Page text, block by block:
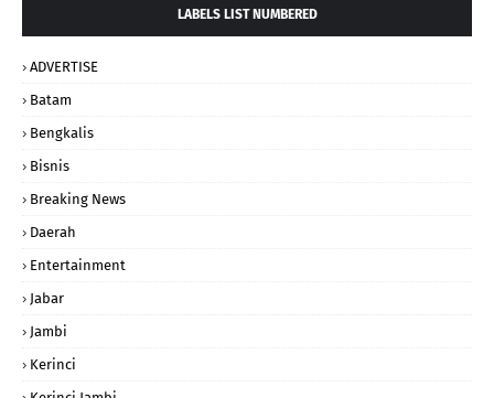
LABELS LIST NUMBERED
ADVERTISE
Batam
Bengkalis
Bisnis
Breaking News
Daerah
Entertainment
Jabar
Jambi
Kerinci